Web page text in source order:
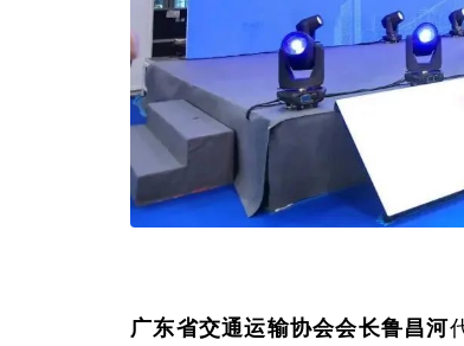
广东省交通运输协会会长鲁昌河